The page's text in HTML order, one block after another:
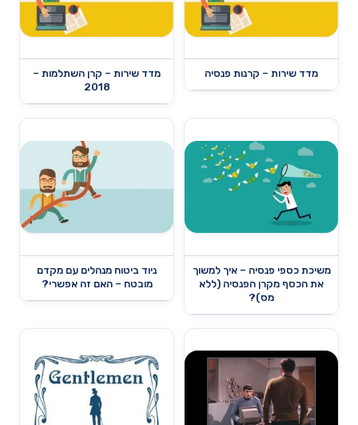
מדד שירות – קרנות פנסיה
מדד שירות – קרן השתלמות –
2018
משיכת כספי פנסיה – איך למשוך
את הכסף מקרן הפנסיה (ללא
מס)?
ניוד ביטוח מנהלים עם מקדם
מובטח – האם זה אפשרי?